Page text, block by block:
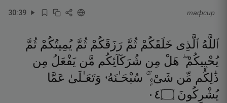
30:39 тафсир
ٱللَّهُ ٱلَّذِى خَلَقَكُمْ ثُمَّ رَزَقَكُمْ ثُمَّ يُمِيتُكُمْ ثُمَّ
يُحْيِيكُمْ ۖ هَلْ مِن شُرَكَآئِكُم مَّن يَفْعَلُ مِن
ذَٰلِكُم مِّن شَىْءٍۢ ۚ سُبْحَـٰنَهُۥ وَتَعَـٰلَىٰ عَمَّا
يُشْرِكُونَ ۝٤٠